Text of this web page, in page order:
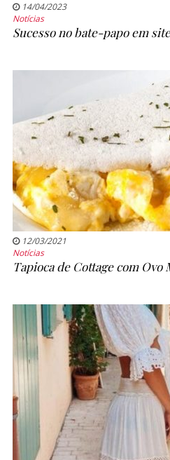
14/04/2023
Notícias
Sucesso no bate-papo em
12/03/2021
Notícias
Tapioca de Cottage com Ovo